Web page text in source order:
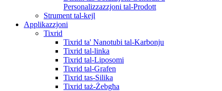
Personalizzazzjoni tal-Prodott
Strument tal-kejl
Applikazzjoni
Tixrid
Tixrid ta' Nanotubi tal-Karbonju
Tixrid tal-linka
Tixrid tal-Liposomi
Tixrid tal-Grafen
Tixrid tas-Silika
Tixrid taż-Żebgħa